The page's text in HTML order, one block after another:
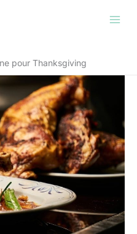
pour Thanksgiving